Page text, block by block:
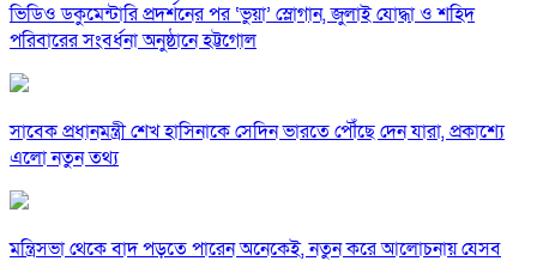
ভিডিও ডকুমেন্টারি প্রদর্শনের পর ‘ভুয়া’ স্লোগান, জুলাই যোদ্ধা ও শহিদ
পরিবারের সংবর্ধনা অনুষ্ঠানে হট্টগোল
সাবেক প্রধানমন্ত্রী শেখ হাসিনাকে সেদিন ভারতে পৌঁছে দেন যারা, প্রকাশ্যে
এলো নতুন তথ্য
মন্ত্রিসভা থেকে বাদ পড়তে পারেন অনেকেই, নতুন করে আলোচনায় যেসব